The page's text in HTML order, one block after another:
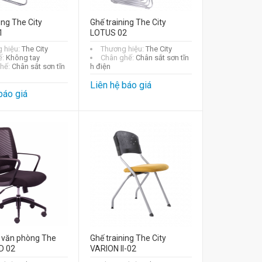
The City
hiệu: The City
Không tay
Chân sắt sơn tĩn
giá
Ghế training The City
LOTUS 02
Thương hiệu: The City
Chân ghế: Chân sắt sơn tĩn
h điện
Liên hệ báo giá
văn phòng The
02
Ghế training The City
VARION II-02